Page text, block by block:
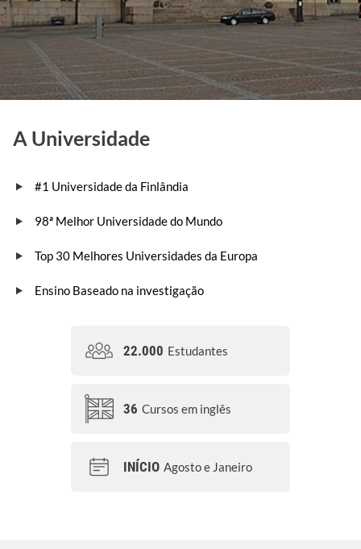
A Universidade
#1 Universidade da Finlândia
98ª Melhor Universidade do Mundo
Top 30 Melhores Universidades da Europa
Ensino Baseado na investigação
22.000 Estudantes
36 Cursos em inglês
INÍCIO Agosto e Janeiro